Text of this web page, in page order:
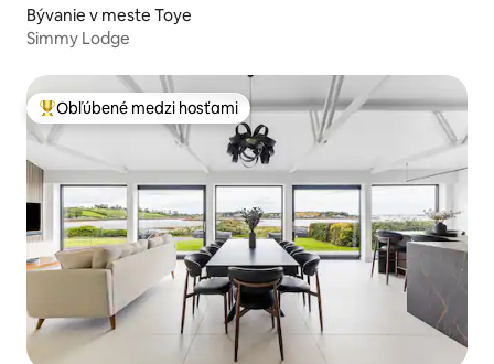
Bývanie v meste Toye
Simmy Lodge
Najobľúbenejšie medzi hosťami
Obľúbené medzi hosťami